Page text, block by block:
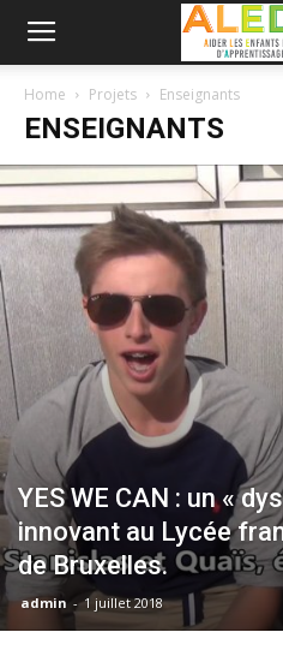
Home Projets Enseignants
ENSEIGNANTS
YES WE CAN : un «
innovant au Lycée
de Bruxelles.
admin - 1 juillet 2018